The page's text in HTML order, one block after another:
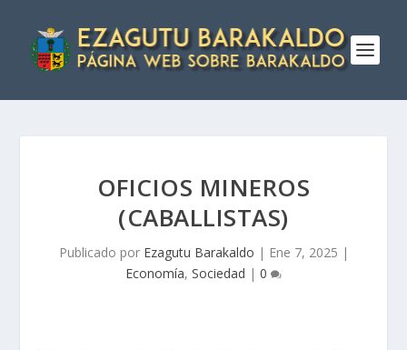
OFICIOS MINEROS
(CABALLISTAS)
Publicado por Ezagutu Barakaldo | Ene 7, 2025 |
Economía, Sociedad | 0